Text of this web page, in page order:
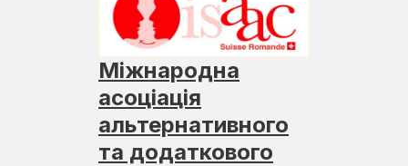
Міжнародна
асоціація
альтернативного
та додаткового